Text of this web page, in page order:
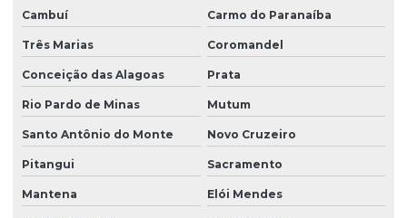
Cambuí Carmo do Paranaíba
Três Marias Coromandel
Conceição das Alagoas Prata
Rio Pardo de Minas Mutum
Santo Antônio do Monte Novo Cruzeiro
Pitangui Sacramento
Mantena Elói Mendes